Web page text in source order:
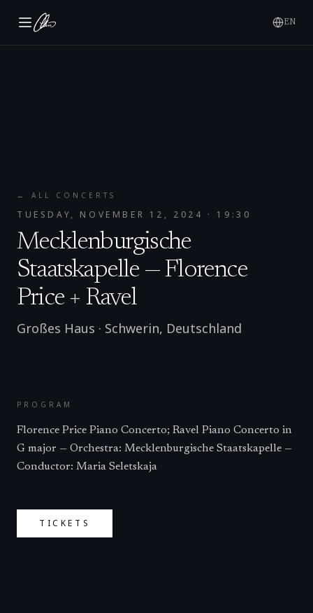
EN
← ALL CONCERTS
TUESDAY, NOVEMBER 12, 2024 · 19:30
Mecklenburgische
Staatskapelle — Florence
Price + Ravel
Großes Haus · Schwerin, Deutschland
PROGRAM
Florence Price Piano Concerto; Ravel Piano Concerto in
G major — Orchestra: Mecklenburgische Staatskapelle —
Conductor: Maria Seletskaja
TICKETS